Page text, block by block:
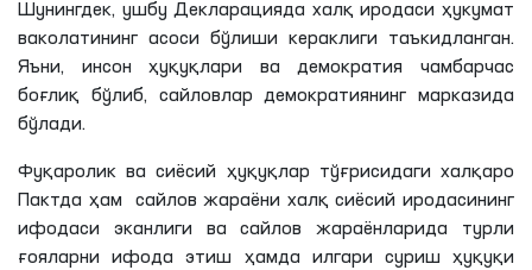
Шунингдек, ушбу Декларацияда халқ иродаси ҳукумат
ваколатининг асоси бўлиши кераклиги таъкидланган.
Яъни, инсон ҳуқуқлари ва демократия чамбарчас
боғлиқ бўлиб, сайловлар демократиянинг марказида
бўлади.
Фуқаролик ва сиёсий ҳуқуқлар тўғрисидаги халқаро
Пактда ҳам сайлов жараёни халқ сиёсий иродасининг
ифодаси эканлиги ва сайлов жараёнларида турли
ғояларни ифода этиш ҳамда илгари суриш ҳуқуқи